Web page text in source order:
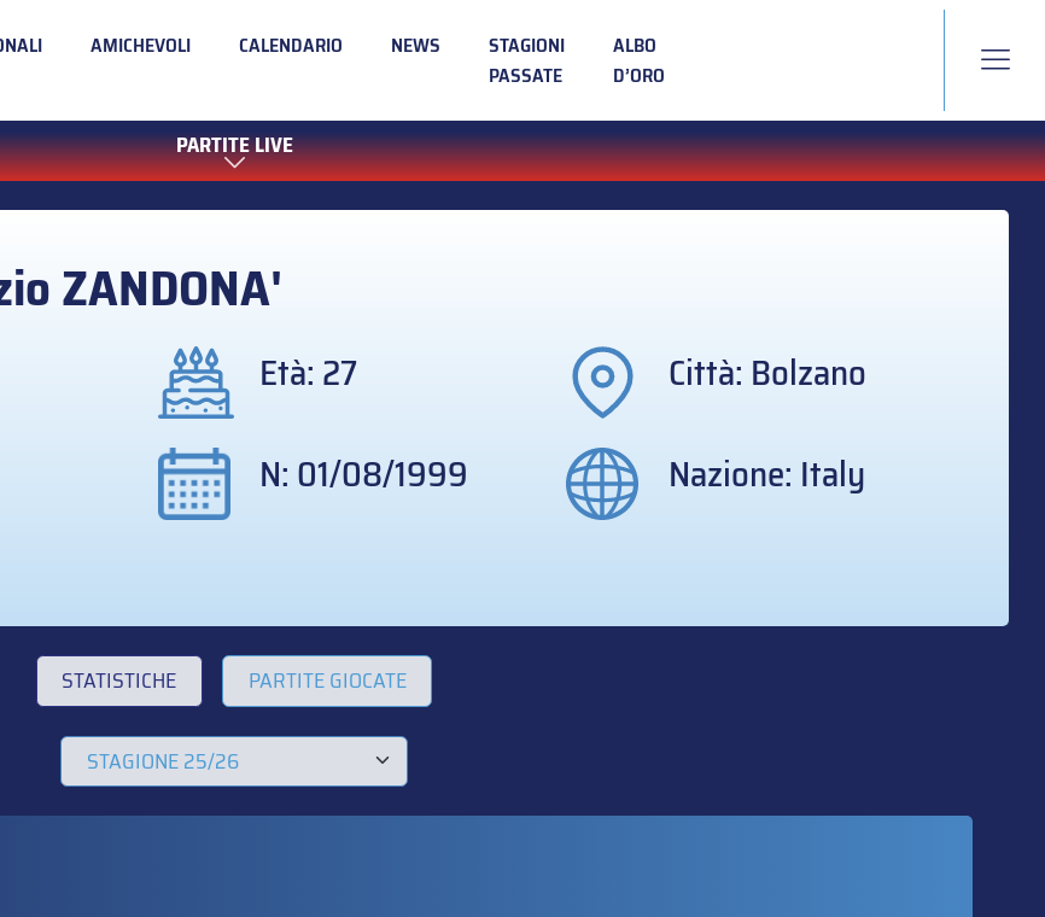
AMICHEVOLI CALENDARIO NEWS
STAGIONI
PASSATE
ALBO
D’ORO
PARTITE LIVE
ZANDONA'
Età: 27
Città: Bolzano
N: 01/08/1999
Nazione: Italy
STATISTICHE PARTITE GIOCATE